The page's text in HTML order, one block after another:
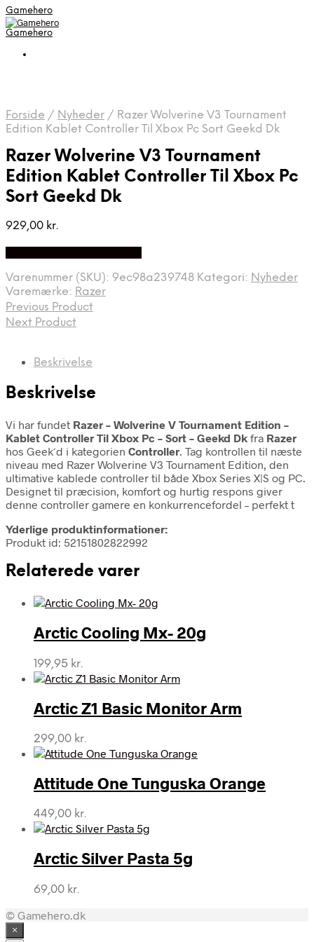
Gamehero
Gamehero
Forside / Nyheder / Razer Wolverine V3 Tournament
Edition Kablet Controller Til Xbox Pc Sort Geekd Dk
Razer Wolverine V3 Tournament
Edition Kablet Controller Til Xbox Pc
Sort Geekd Dk
929,00 kr.
Varenummer (SKU): 9ec98a239748 Kategori: Nyheder
Varemærke: Razer
Previous Product
Next Product
Beskrivelse
Beskrivelse
Vi har fundet Razer – Wolverine V Tournament Edition –
Kablet Controller Til Xbox Pc – Sort – Geekd Dk fra Razer
hos Geek´d i kategorien Controller. Tag kontrollen til næste
niveau med Razer Wolverine V3 Tournament Edition, den
ultimative kablede controller til både Xbox Series X|S og PC.
Designet til præcision, komfort og hurtig respons giver
denne controller gamere en konkurrencefordel – perfekt t
Yderlige produktinformationer:
Produkt id: 52151802822992
Relaterede varer
Arctic Cooling Mx- 20g
199,95 kr.
Arctic Z1 Basic Monitor Arm
299,00 kr.
Attitude One Tunguska Orange
449,00 kr.
Arctic Silver Pasta 5g
69,00 kr.
© Gamehero.dk
×